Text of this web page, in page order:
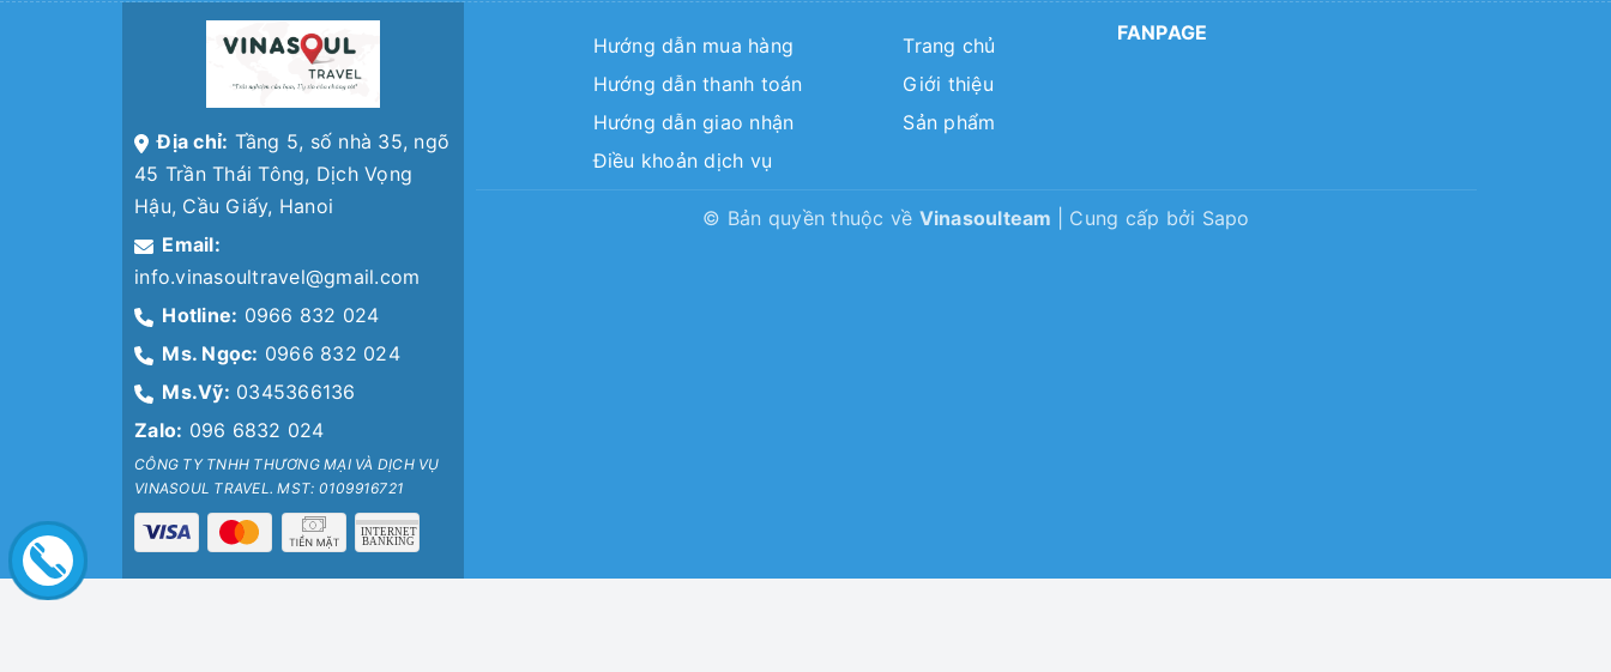
Địa chỉ: Tầng 5, số nhà 35, ngõ
45 Trần Thái Tông, Dịch Vọng
Hậu, Cầu Giấy, Hanoi
Email:
info.vinasoultravel@gmail.com
Hotline: 0966 832 024
Ms. Ngọc: 0966 832 024
Ms.Vỹ: 0345366136
Zalo: 096 6832 024
CÔNG TY TNHH THƯƠNG MẠI VÀ DỊCH VỤ
VINASOUL TRAVEL. MST: 0109916721
Hướng dẫn mua hàng
Hướng dẫn thanh toán
Hướng dẫn giao nhận
Điều khoản dịch vụ
Trang chủ
Giới thiệu
Sản phẩm
FANPAGE
© Bản quyền thuộc về Vinasoulteam Cung cấp bởi Sapo